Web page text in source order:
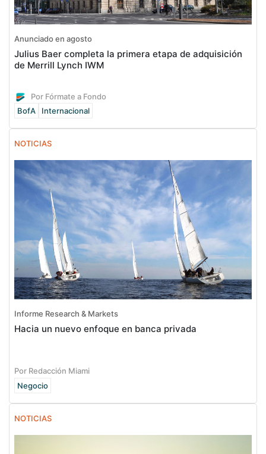
Anunciado en agosto
Julius Baer completa la primera etapa de adquisición
de Merrill Lynch IWM
Por Fórmate a Fondo
BofA
Internacional
NOTICIAS
Informe Research & Markets
Hacia un nuevo enfoque en banca privada
Por Redacción Miami
Negocio
NOTICIAS